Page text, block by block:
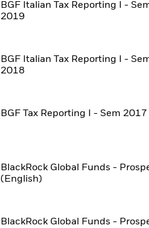
BGF Italian Tax Reporting I -
2019
BGF Italian Tax Reporting I -
2018
BGF Tax Reporting I - Sem 2017
BlackRock Global Funds -
(English)
BlackRock Global Funds -